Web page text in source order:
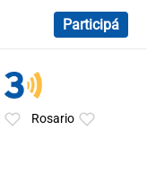
Participá
Rosario